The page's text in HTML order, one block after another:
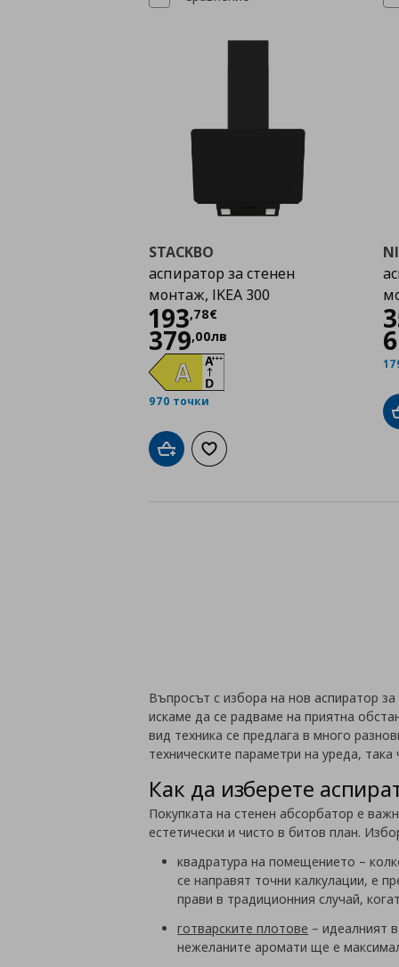
STACKBO
аспиратор за стенен
монтаж, IKEA 300
193,78€
Цена
379,00лв
970 точки
Добави в кошницата
Добави към списъка с любими
Въпросът с избора на нов аспиратор
искаме да се радваме на приятна
вид техника се предлага в много
техническите параметри на уреда,
Как да изберете
Покупката на стенен абсорбатор е
естетически и чисто в битов план.
квадратура на помещението –
се направят точни калкулации, е
прави в традиционния случай,
готварските плотове –идеалният
нежеланите аромати ще е